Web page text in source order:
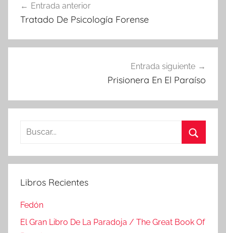
de
Entrada anterior
Tratado De Psicología Forense
Entrada siguiente
Prisionera En El Paraíso
Buscar:
Libros Recientes
Fedón
El Gran Libro De La Paradoja / The Great Book Of